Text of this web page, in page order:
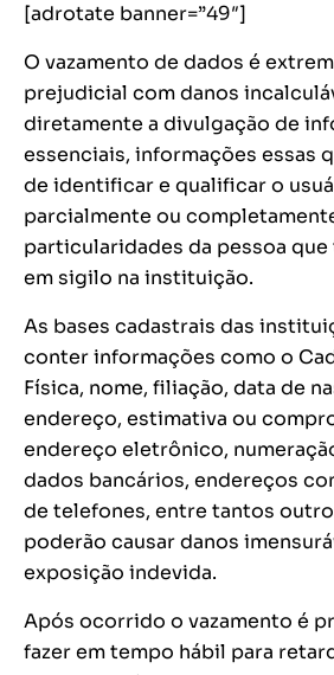
[adrotate banner=”49″]
O vazamento de dados é
prejudicial com danos
diretamente a divulgação de
essenciais, informações essas
de identificar e qualificar o
parcialmente ou
particularidades da pessoa que
em sigilo na instituição.
As bases cadastrais das
conter informações como o
Física, nome, filiação, data de
endereço, estimativa ou
endereço eletrônico,
dados bancários, endereços
de telefones, entre tantos
poderão causar danos
exposição indevida.
Após ocorrido o vazamento é
fazer em tempo hábil para